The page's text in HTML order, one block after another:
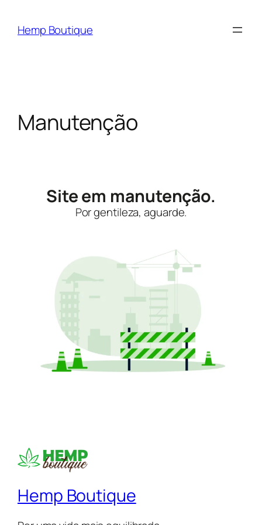
Hemp Boutique
Manutenção
Site em manutenção.
Por gentileza, aguarde.
Hemp Boutique